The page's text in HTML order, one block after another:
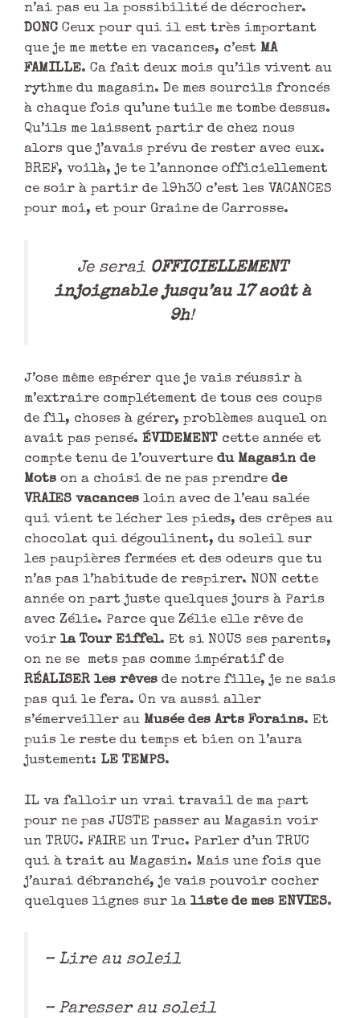
n’ai pas eu la possibilité de décrocher.
DONC Ceux pour qui il est très important
que je me mette en vacances, c’est MA
FAMILLE. Ca fait deux mois qu’ils vivent au
rythme du magasin. De mes sourcils froncés
à chaque fois qu’une tuile me tombe dessus.
Qu’ils me laissent partir de chez nous
alors que j’avais prévu de rester avec eux.
BREF, voilà, je te l’annonce officiellement
ce soir à partir de 19h30 c’est les VACANCES
pour moi, et pour Graine de Carrosse.
Je serai OFFICIELLEMENT
injoignable jusqu’au 17 août à
9h!
J’ose même espérer que je vais réussir à
m’extraire complétement de tous ces coups
de fil, choses à gérer, problèmes auquel on
avait pas pensé. ÉVIDEMENT cette année et
compte tenu de l’ouverture du Magasin de
Mots on a choisi de ne pas prendre de
VRAIES vacances loin avec de l’eau salée
qui vient te lécher les pieds, des crêpes au
chocolat qui dégoulinent, du soleil sur
les paupières fermées et des odeurs que tu
n’as pas l’habitude de respirer. NON cette
année on part juste quelques jours à Paris
avec Zélie. Parce que Zélie elle rêve de
voir la Tour Eiffel. Et si NOUS ses parents,
on ne se mets pas comme impératif de
RÉALISER les rêves de notre fille, je ne sais
pas qui le fera. On va aussi aller
s’émerveiller au Musée des Arts Forains. Et
puis le reste du temps et bien on l’aura
justement: LE TEMPS.
IL va falloir un vrai travail de ma part
pour ne pas JUSTE passer au Magasin voir
un TRUC. FAIRE un Truc. Parler d’un TRUC
qui à trait au Magasin. Mais une fois que
j’aurai débranché, je vais pouvoir cocher
quelques lignes sur la liste de mes ENVIES.
– Lire au soleil
– Paresser au soleil